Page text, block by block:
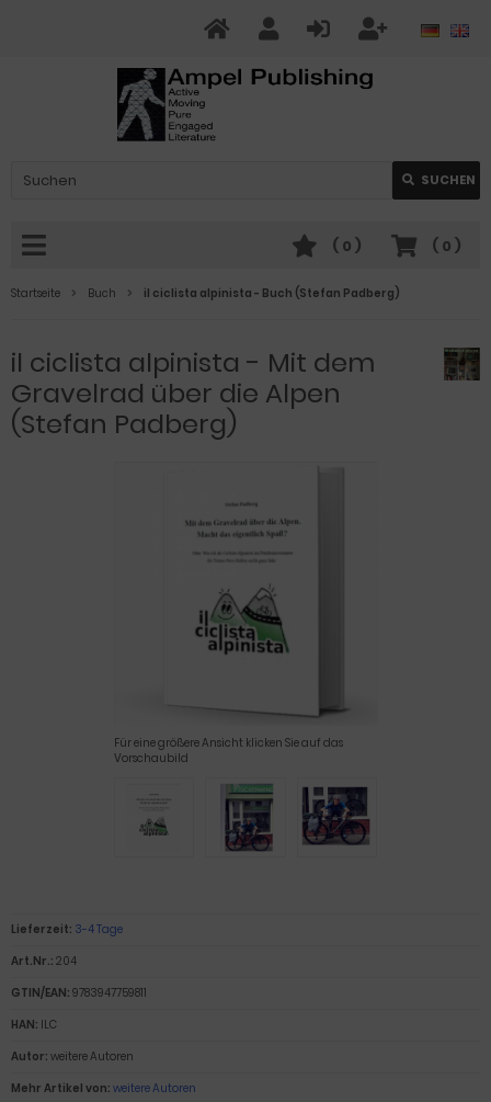
SUCHEN
( 0 )
( 0 )
Startseite Buch il ciclista alpinista - Buch (Stefan Padberg)
il ciclista alpinista - Mit dem
Gravelrad über die Alpen
(Stefan Padberg)
Für eine größere Ansicht klicken Sie auf das
Vorschaubild
Lieferzeit: 3-4 Tage
Art.Nr.: 204
GTIN/EAN: 9783947759811
HAN: ILC
Autor: weitere Autoren
Mehr Artikel von: weitere Autoren